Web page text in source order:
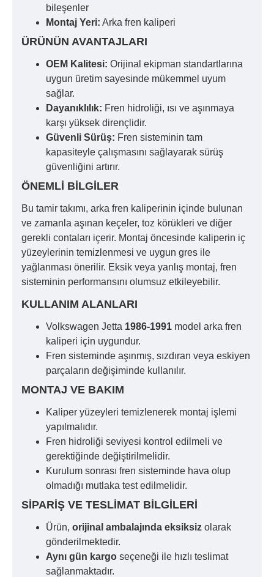
bileşenler
Montaj Yeri: Arka fren kaliperi
ÜRÜNÜN AVANTAJLARI
OEM Kalitesi: Orijinal ekipman standartlarına
uygun üretim sayesinde mükemmel uyum
sağlar.
Dayanıklılık: Fren hidroliği, ısı ve aşınmaya
karşı yüksek dirençlidir.
Güvenli Sürüş: Fren sisteminin tam
kapasiteyle çalışmasını sağlayarak sürüş
güvenliğini artırır.
ÖNEMLI BILGILER
Bu tamir takımı, arka fren kaliperinin içinde bulunan
ve zamanla aşınan keçeler, toz körükleri ve diğer
gerekli contaları içerir. Montaj öncesinde kaliperin iç
yüzeylerinin temizlenmesi ve uygun gres ile
yağlanması önerilir. Eksik veya yanlış montaj, fren
sisteminin performansını olumsuz etkileyebilir.
KULLANIM ALANLARI
Volkswagen Jetta 1986-1991 model arka fren
kaliperi için uygundur.
Fren sisteminde aşınmış, sızdıran veya eskiyen
parçaların değişiminde kullanılır.
MONTAJ VE BAKIM
Kaliper yüzeyleri temizlenerek montaj işlemi
yapılmalıdır.
Fren hidroliği seviyesi kontrol edilmeli ve
gerektiğinde değiştirilmelidir.
Kurulum sonrası fren sisteminde hava olup
olmadığı mutlaka test edilmelidir.
SIPARIŞ VE TESLIMAT BILGILERI
Ürün, orijinal ambalajında eksiksiz olarak
gönderilmektedir.
Aynı gün kargo seçeneği ile hızlı teslimat
sağlanmaktadır.